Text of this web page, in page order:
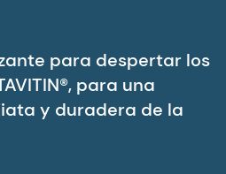
para despertar los
para una
y duradera de la